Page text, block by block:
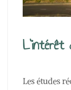
L’intérêt
Les études